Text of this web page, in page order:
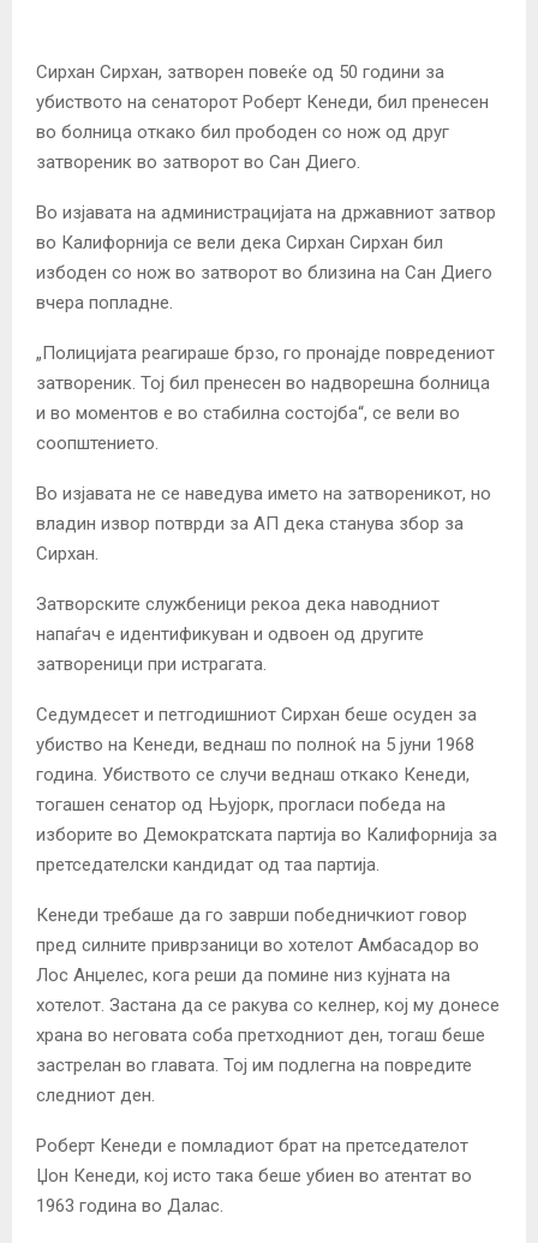
Сирхан Сирхан, затворен повеќе од 50 години за
убиството на сенаторот Роберт Кенеди, бил пренесен
во болница откако бил прободен со нож од друг
затвореник во затворот во Сан Диего.
Во изјавата на администрацијата на државниот затвор
во Калифорнија се вели дека Сирхан Сирхан бил
избоден со нож во затворот во близина на Сан Диего
вчера попладне.
„Полицијата реагираше брзо, го пронајде повредениот
затвореник. Тој бил пренесен во надворешна болница
и во моментов е во стабилна состојба“, се вели во
соопштението.
Во изјавата не се наведува името на затвореникот, но
владин извор потврди за АП дека станува збор за
Сирхан.
Затворските службеници рекоа дека наводниот
напаѓач е идентификуван и одвоен од другите
затвореници при истрагата.
Седумдесет и петгодишниот Сирхан беше осуден за
убиство на Кенеди, веднаш по полноќ на 5 јуни 1968
година. Убиството се случи веднаш откако Кенеди,
тогашен сенатор од Њујорк, прогласи победа на
изборите во Демократската партија во Калифорнија за
претседателски кандидат од таа партија.
Кенеди требаше да го заврши победничкиот говор
пред силните приврзаници во хотелот Амбасадор во
Лос Анџелес, кога реши да помине низ кујната на
хотелот. Застана да се ракува со келнер, кој му донесе
храна во неговата соба претходниот ден, тогаш беше
застрелан во главата. Тој им подлегна на повредите
следниот ден.
Роберт Кенеди е помладиот брат на претседателот
Џон Кенеди, кој исто така беше убиен во атентат во
1963 година во Далас.